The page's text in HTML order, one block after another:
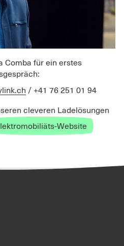
Comba für ein erstes
/ ‭+41 76 251 01 94‬
cleveren Ladelösungen
Website